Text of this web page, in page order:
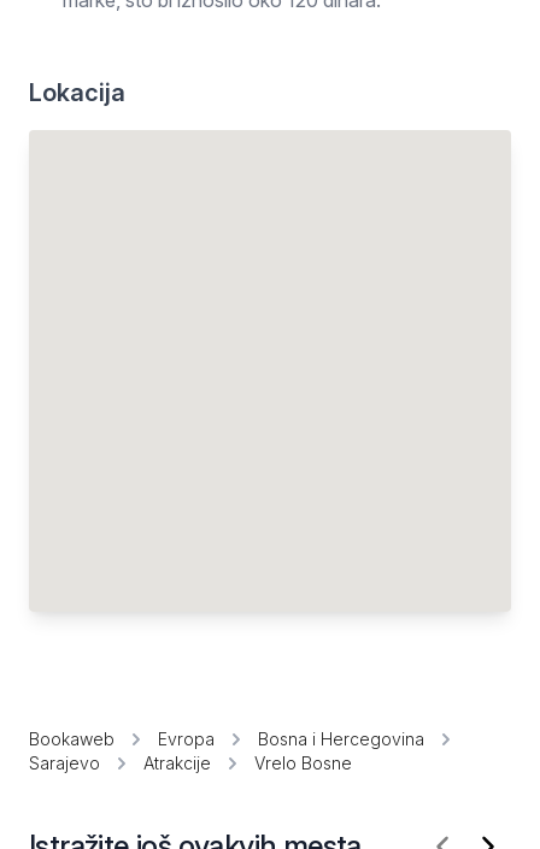
Lokacija
Bookaweb Evropa
Bosna i Hercegovina
Sarajevo
Atrakcije Vrelo Bosne